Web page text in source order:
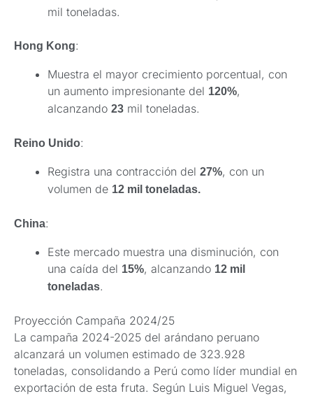
mil toneladas.
Hong Kong:
Muestra el mayor crecimiento porcentual, con
un aumento impresionante del 120%,
alcanzando 23 mil toneladas.
Reino Unido:
Registra una contracción del 27%, con un
volumen de 12 mil toneladas.
China:
Este mercado muestra una disminución, con
una caída del 15%, alcanzando 12 mil
toneladas.
Proyección Campaña 2024/25
La campaña 2024-2025 del arándano peruano
alcanzará un volumen estimado de 323.928
toneladas, consolidando a Perú como líder mundial en
exportación de esta fruta. Según Luis Miguel Vegas,